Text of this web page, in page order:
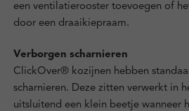
een ventilatierooster toevoegen of
door een draaikiepraam.
Verborgen scharnieren
ClickOver® kozijnen hebben
scharnieren. Deze zitten verwerkt in
uitsluitend een klein beetje wanneer